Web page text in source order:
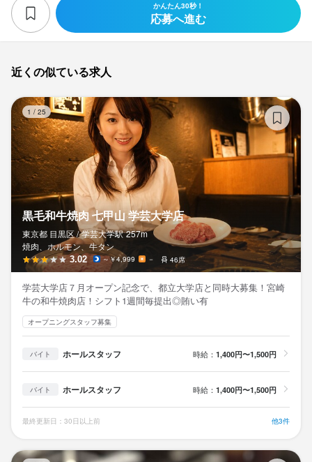
かんたん30秒！
応募へ進む
近くの似ている求人
1 / 25
黒毛和牛焼肉 七甲山 学芸大学店
東京都 目黒区 / 学芸大学駅 257m
焼肉、ホルモン、牛タン
3.02 ～￥4,999 － 46席
学芸大学店７月オープン記念で、都立大学店と同時大募集！宮崎
牛の和牛焼肉店！シフト1週間毎提出◎賄い有
オープニングスタッフ募集
バイト ホールスタッフ 時給： 1,400円〜1,500円
バイト ホールスタッフ 時給： 1,400円〜1,500円
最終更新日：30日以上前 他3件